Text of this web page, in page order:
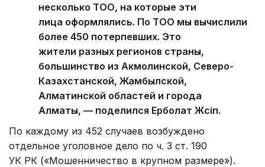
несколько ТОО, на которые эти
лица оформлялись. По ТОО мы вычислили
более 450 потерпевших. Это
жители разных регионов страны,
большинство из Акмолинской, Северо-
Казахстанской, Жамбылской,
Алматинской областей и города
Алматы, — поделился Ерболат Жүсіп.
По каждому из 452 случаев возбуждено
отдельное уголовное дело по ч. 3 ст. 190
УК РК («Мошенничество в крупном размере»).